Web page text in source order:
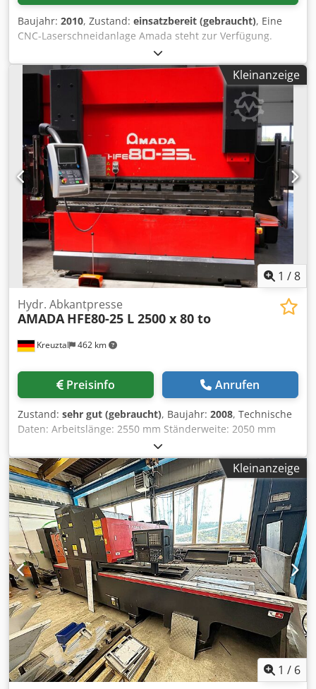
Baujahr: 2010, Zustand: einsatzbereit (gebraucht), Eine
CNC-Laserschneidanlage Amada steht zur Verfügung.
Lasertyp: CO2, Laserleistung: 4kW, Anschlussleistung:
43kVA, max. Blechdimensionen X/Y: 1500mm/3000m, max.
Blechstärke Stahl/Edelstahl: 10mm/12mm, Steuerung:
Fanuc, Einschaltstunden: 34401h, Betriebszeit: 21713h,
Schneidezeit: 11111h. Inklusive Belader und Entlader.
Dokumentation vorhanden. Eine Besichtigung vor Ort ist
möglich. Dcodpozkldyefx Ahzjk
Kleinanzeige
1 /8
Kreuztal 462 km
Hydr. Abkantpresse
AMADA HFE80-25 L 2500 x 80 to
Preisinfo Anrufen
Zustand: sehr gut (gebraucht), Baujahr: 2008, Technische
Daten: Arbeitslänge: 2550 mm Ständerweite: 2050 mm
Presskraft: 80 to CNC-Steuerung: OPERATOR II Graphik TFT-
Farbmonitor 14” gesteuerte Achsen: Y1/Y2; X1/X2; R1/R2;
Z1/Z2 automatische Bombierung Hub: 350 mm Dcjdpfx
Ahoy D T Rwszek Ausladung: 420 mm Arbeitshöhe: 960 mm
Motorleistung: 9 kW CE-Kennzeichen Abmessungen (Länge
x Breite x Höhe): ca. 3400 x 2050 x 2550 mm Gewicht: ca. 6-
Tonnen Zubehör: 1-Satz Werkzeuge: 1-
Oberwerkzeugstempel: 120 mm 1-segmentierte Matrize:
V50, V35, V22, V16 Zustand: sehr guter Zustand, wenig
benutzt, nur ca. 5.350 Betriebsstunden Der Verkäufer
haftet nicht für Schreib oder Datenübermittlungsfehler.
Die Maschine ist in Optik, Technik und Verschleiß dem
Alter entsprechend; gebrauchte Maschinen werden ohne
jegliche Gewährleistung verkauft.
Kleinanzeige
1 / 6